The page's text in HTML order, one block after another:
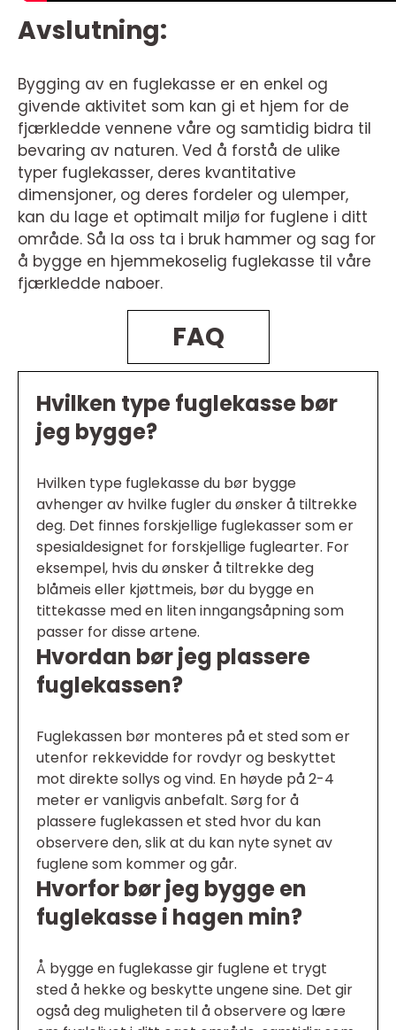
Avslutning:
Bygging av en fuglekasse er en enkel og
givende aktivitet som kan gi et hjem for de
fjærkledde vennene våre og samtidig bidra til
bevaring av naturen. Ved å forstå de ulike
typer fuglekasser, deres kvantitative
dimensjoner, og deres fordeler og ulemper,
kan du lage et optimalt miljø for fuglene i ditt
område. Så la oss ta i bruk hammer og sag for
å bygge en hjemmekoselig fuglekasse til våre
fjærkledde naboer.
FAQ
Hvilken type fuglekasse bør
jeg bygge?
Hvilken type fuglekasse du bør bygge
avhenger av hvilke fugler du ønsker å tiltrekke
deg. Det finnes forskjellige fuglekasser som er
spesialdesignet for forskjellige fuglearter. For
eksempel, hvis du ønsker å tiltrekke deg
blåmeis eller kjøttmeis, bør du bygge en
tittekasse med en liten inngangsåpning som
passer for disse artene.
Hvordan bør jeg plassere
fuglekassen?
Fuglekassen bør monteres på et sted som er
utenfor rekkevidde for rovdyr og beskyttet
mot direkte sollys og vind. En høyde på 2-4
meter er vanligvis anbefalt. Sørg for å
plassere fuglekassen et sted hvor du kan
observere den, slik at du kan nyte synet av
fuglene som kommer og går.
Hvorfor bør jeg bygge en
fuglekasse i hagen min?
Å bygge en fuglekasse gir fuglene et trygt
sted å hekke og beskytte ungene sine. Det gir
også deg muligheten til å observere og lære